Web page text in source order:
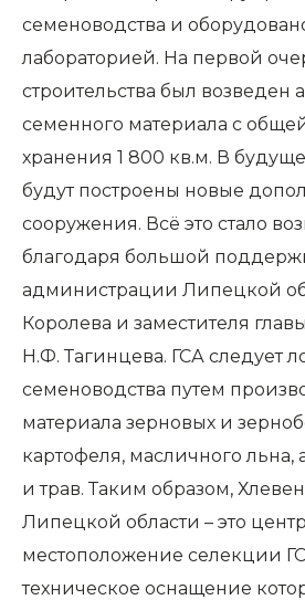
семеноводства и
лабораторией. На первой
строительства был возведен
семенного материала c
хранения 1 800 кв.м. В
будут построены новые
сооружения. Всё это стало
благодаря большой
администрации Липецкой
Королева и заместителя
Н.Ф. Тагинцева. ГСА следует
семеноводства путем
материала зерновых и
картофеля, масличного льна,
и трав. Таким образом,
Липецкой области – это
местоположение селекции
техническое оснащение